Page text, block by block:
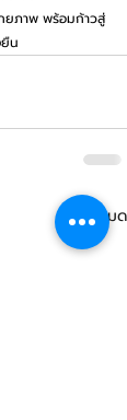
ภาพ พร้อมก้าวสู่
น
ดูทั้งหมด